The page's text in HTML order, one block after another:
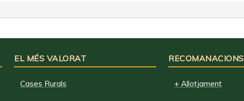
EL MÉS VALORAT
Cases Rurals
RECOMANACIONS
+ Allotjament